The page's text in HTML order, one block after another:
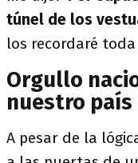
túnel de los
los recordaré
Orgullo
nuestro país
A pesar de la